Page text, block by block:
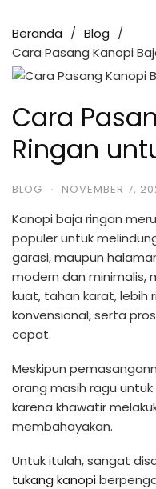
Beranda
Blog
Cara Pasang Kanopi
Cara
Ringan
BLOG · NOVEMBER 7,
Kanopi baja ringan
populer untuk
garasi, maupun
modern dan minimalis,
kuat, tahan karat, lebih
konvensional, serta
cepat.
Meskipun
orang masih ragu
karena khawatir
membahayakan.
Untuk itulah, sangat
tukang kanopi